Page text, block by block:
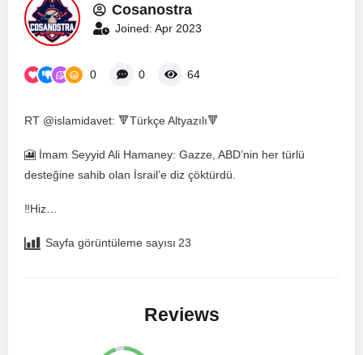
Cosanostra
Joined: Apr 2023
0 0 64
RT @islamidavet: 🔻Türkçe Altyazılı🔻
🎦 İmam Seyyid Ali Hamaney: Gazze, ABD’nin her türlü
desteğine sahib olan İsrail’e diz çöktürdü.
‼️Hiz…
Sayfa görüntüleme sayısı 23
Reviews